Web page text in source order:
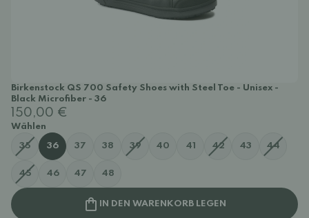
Birkenstock QS 700 Safety Shoes with Steel Toe - Unisex -
Black Microfiber - 36
150,00 €
Wählen
35 36 37 38 39 40 41 42 43 44
45 46 47 48
IN DEN WARENKORB LEGEN